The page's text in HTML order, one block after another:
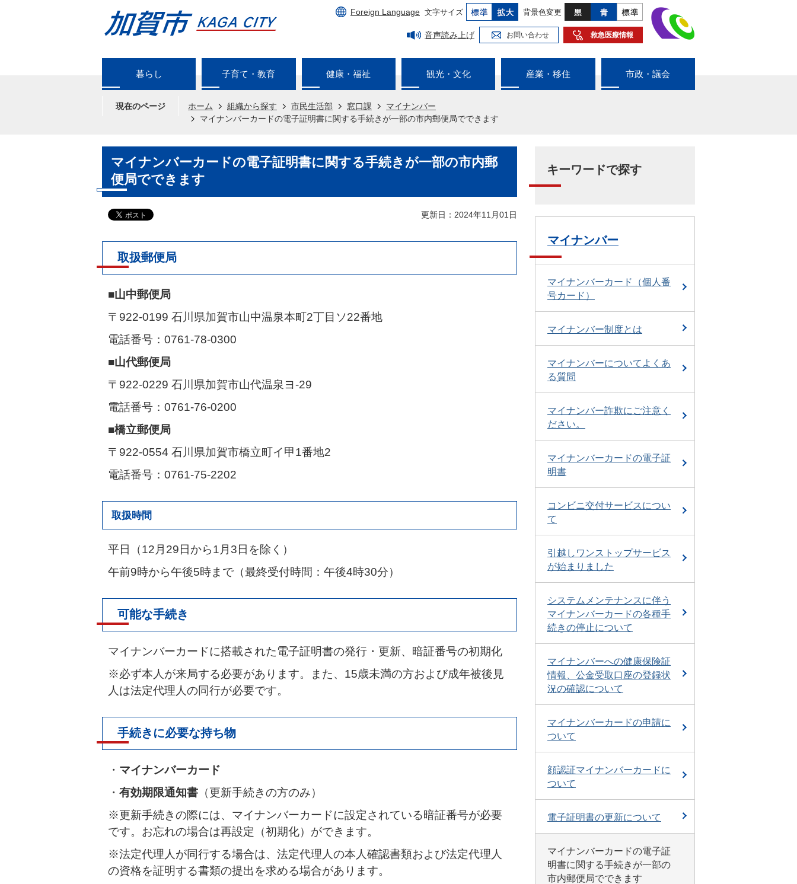
Foreign Language 文字サイズ 背景色変更
音声読み上げ お問い合わせ 救急医療情報
暮らし 子育て・教育 健康・福祉 観光・文化 産業・移住 市政・議会
現在のページ ホーム 組織から探す 市民生活部 窓口課
マイナンバー
マイナンバーカードの電子証明書に関する手続きが一部の市内郵便局でできます
マイナンバーカードの電子証明書に関する手続きが一部の市内郵
便局でできます
更新日：2024年11月01日
取扱郵便局
■山中郵便局
〒922-0199 石川県加賀市山中温泉本町2丁目ソ22番地
電話番号：0761-78-0300
■山代郵便局
〒922-0229 石川県加賀市山代温泉ヨ‐29
電話番号：0761-76-0200
■橋立郵便局
〒922-0554 石川県加賀市橋立町イ甲1番地2
電話番号：0761-75-2202
取扱時間
平日（12月29日から1月3日を除く）
午前9時から午後5時まで（最終受付時間：午後4時30分）
可能な手続き
マイナンバーカードに搭載された電子証明書の発行・更新、暗証番号の初期化
※必ず本人が来局する必要があります。また、15歳未満の方および成年被後見
人は法定代理人の同行が必要です。
手続きに必要な持ち物
・ マイナンバーカード
・ 有効期限通知書 （更新手続きの方のみ）
※更新手続きの際には、マイナンバーカードに設定されている暗証番号が必要
です。お忘れの場合は再設定（初期化）ができます。
※法定代理人が同行する場合は、法定代理人の本人確認書類および法定代理人
の資格を証明する書類の提出を求める場合があります。
キーワードで探す
マイナンバー
マイナンバーカード（個人番
号カード）
マイナンバー制度とは
マイナンバーについてよくあ
る質問
マイナンバー詐欺にご注意く
ださい。
マイナンバーカードの電子証
明書
コンビニ交付サービスについ
て
引越しワンストップサービス
が始まりました
システムメンテナンスに伴う
マイナンバーカードの各種手
続きの停止について
マイナンバーへの健康保険証
情報、公金受取口座の登録状
況の確認について
マイナンバーカードの申請に
ついて
顔認証マイナンバーカードに
ついて
電子証明書の更新について
マイナンバーカードの電子証
明書に関する手続きが一部の
市内郵便局でできます